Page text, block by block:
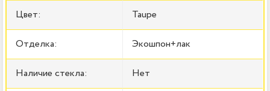
Цвет: Taupe
Отделка: Экошпон+лак
Наличие стекла: Нет